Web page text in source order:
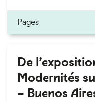
Pages
De
Modernités
– Buenos